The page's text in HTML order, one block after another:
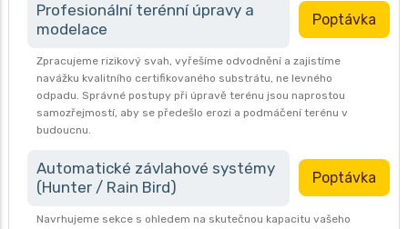
Profesionální terénní úpravy a
modelace
Poptávka
Zpracujeme rizikový svah, vyřešíme odvodnění a zajistíme
navážku kvalitního certifikovaného substrátu, ne levného
odpadu. Správné postupy při úpravě terénu jsou naprostou
samozřejmostí, aby se předešlo erozi a podmáčení terénu v
budoucnu.
Automatické závlahové systémy
(Hunter / Rain Bird)
Poptávka
Navrhujeme sekce s ohledem na skutečnou kapacitu vašeho